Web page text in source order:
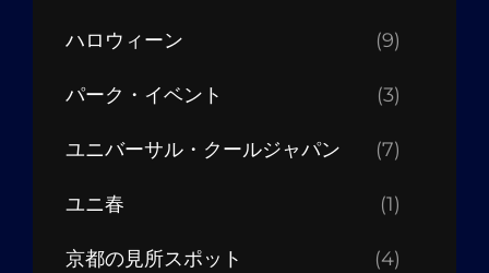
ハロウィーン (9)
パーク・イベント (3)
ユニバーサル・クールジャパン (7)
ユニ春 (1)
京都の見所スポット (4)